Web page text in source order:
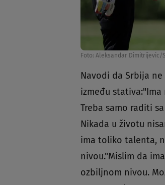
Foto: Aleksandar
Navodi da Srbija
između
Treba samo raditi
Nikada u životu
ima toliko talenta,
nivou."Mislim da
ozbiljnom nivou.